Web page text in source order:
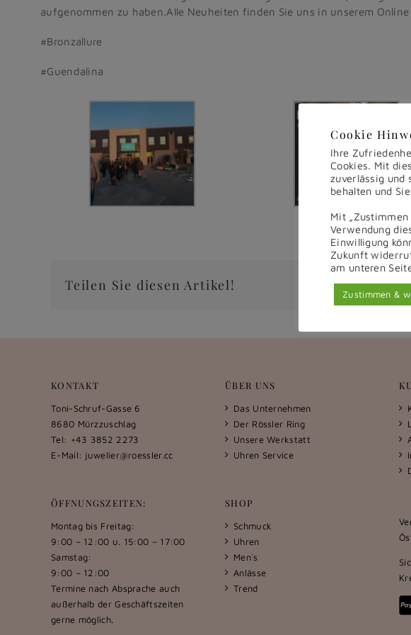
aufgenommen zu haben.Alle Neuheiten finden Sie uns in unserem Online
#Bronzallure
#Guendalina
Teilen Sie diesen Artikel!
KONTAKT
Toni-Schruf-Gasse 6
8680 Mürzzuschlag
Tel: +43 3852 2273
E-Mail: juwelier@roessler.cc
ÖFFNUNGSZEITEN:
Montag bis Freitag:
9:00 – 12:00 u. 15:00 – 17:00
Samstag:
9:00 – 12:00
Termine nach Absprache auch
außerhalb der Geschäftszeiten
gerne möglich.
ÜBER UNS
Das Unternehmen
Der Rössler Ring
Unsere Werkstatt
Uhren Service
SHOP
Schmuck
Uhren
Men´s
Anlässe
Trend
Cookie
Ihre
Cookies. Mit
zuverlässig und
behalten und
Mit
Verwendung
Einwilligung
Zukunft
am unteren
Zustimmen &